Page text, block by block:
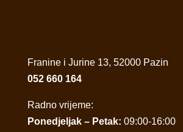
Franine i Jurine 13, 52000 Pazin
052 660 164
Radno vrijeme:
Ponedjeljak – Petak: 09:00-16:00